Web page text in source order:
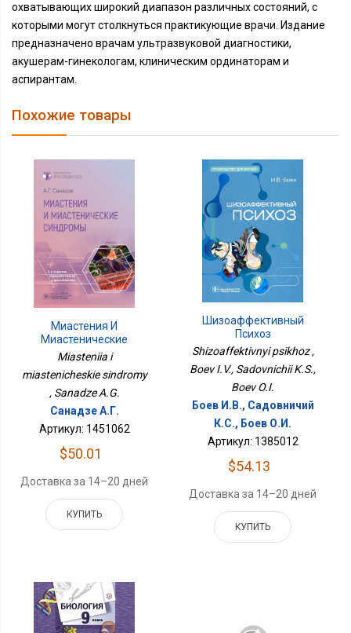
охватывающих широкий диапазон различных состояний, с
которыми могут столкнуться практикующие врачи. Издание
предназначено врачам ультразвуковой диагностики,
акушерам-гинекологам, клиническим ординаторам и
аспирантам.
Похожие товары
Миастения И
Миастенические
Синдромы
Miasteniia i
miastenicheskie sindromy
, Sanadze A.G.
Санадзе А.Г.
Артикул: 1451062
$50.01
Доставка за 14–20 дней
КУПИТЬ
Шизоаффективный
Психоз
Shizoaffektivnyi psikhoz ,
Boev I.V., Sadovnichii K.S.,
Boev O.I.
Боев И.В., Садовничий
К.С., Боев О.И.
Артикул: 1385012
$54.13
Доставка за 14–20 дней
КУПИТЬ